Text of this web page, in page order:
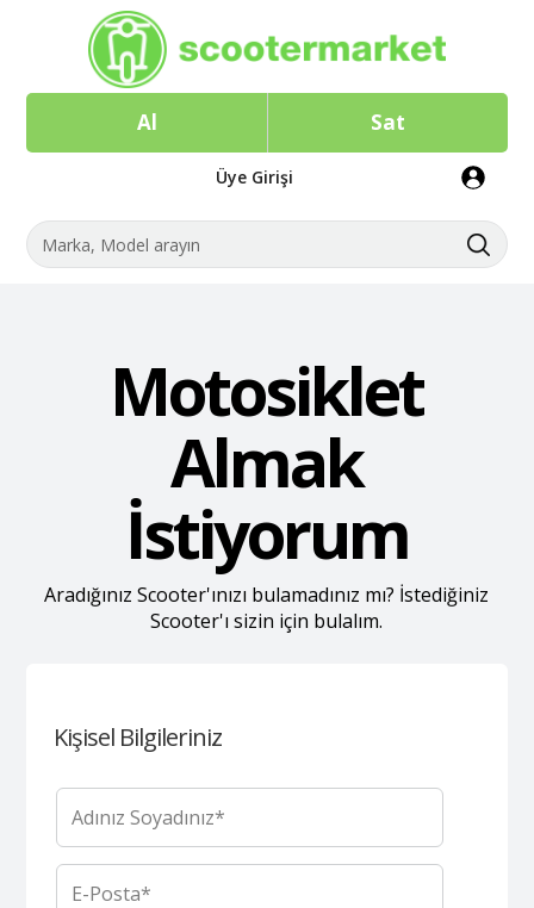
Al Sat
Üye Girişi
Motosiklet
Almak
İstiyorum
Aradığınız Scooter'ınızı bulamadınız mı? İstediğiniz
Scooter'ı sizin için bulalım.
Kişisel Bilgileriniz